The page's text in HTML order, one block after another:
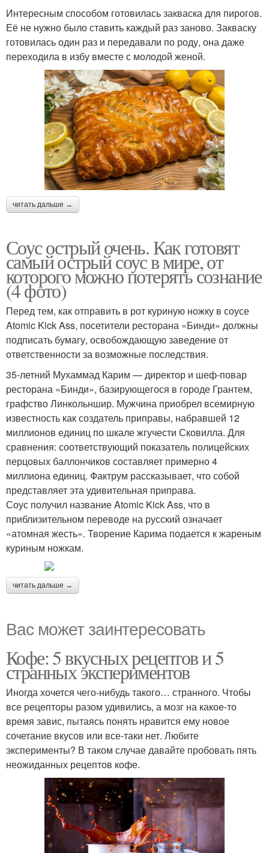
Интересным способом готовилась закваска для пирогов.
Её не нужно было ставить каждый раз заново. Закваску
готовилась один раз и передавали по роду, она даже
переходила в избу вместе с молодой женой.
читать дальше →
Соус острый очень. Как готовят
самый острый соус в мире, от
которого можно потерять сознание
(4 фото)
Перед тем, как отправить в рот куриную ножку в соусе
Atomic Kick Ass, посетители ресторана «Бинди» должны
подписать бумагу, освобождающую заведение от
ответственности за возможные последствия.
35-летний Мухаммад Карим — директор и шеф-повар
ресторана «Бинди», базирующегося в городе Грантем,
графство Линкольншир. Мужчина приобрел всемирную
известность как создатель приправы, набравшей 12
миллионов единиц по шкале жгучести Сковилла. Для
сравнения: соответствующий показатель полицейских
перцовых баллончиков составляет примерно 4
миллиона единиц. Фактрум рассказывает, что собой
представляет эта удивительная приправа.
Соус получил название Atomic Kick Ass, что в
приблизительном переводе на русский означает
«атомная жесть». Творение Карима подается к жареным
куриным ножкам.
читать дальше →
Вас может заинтересовать
Кофе: 5 вкусных рецептов и 5
странных экспериментов
Иногда хочется чего-нибудь такого… странного. Чтобы
все рецепторы разом удивились, а мозг на какое-то
время завис, пытаясь понять нравится ему новое
сочетание вкусов или все-таки нет. Любите
эксперименты? В таком случае давайте пробовать пять
неожиданных рецептов кофе.